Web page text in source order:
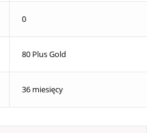
0
80 Plus Gold
36 miesięcy